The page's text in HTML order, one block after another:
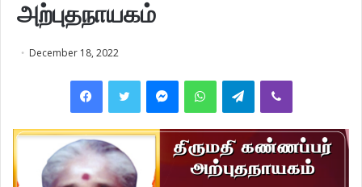
அற்புதநாயகம்
December 18, 2022
FacebookTwitter MessengerWhatsAppTelegramViber